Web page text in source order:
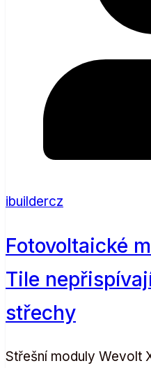
ibuildercz
Fotovoltaické
Tile
střechy
Střešní moduly Wevolt